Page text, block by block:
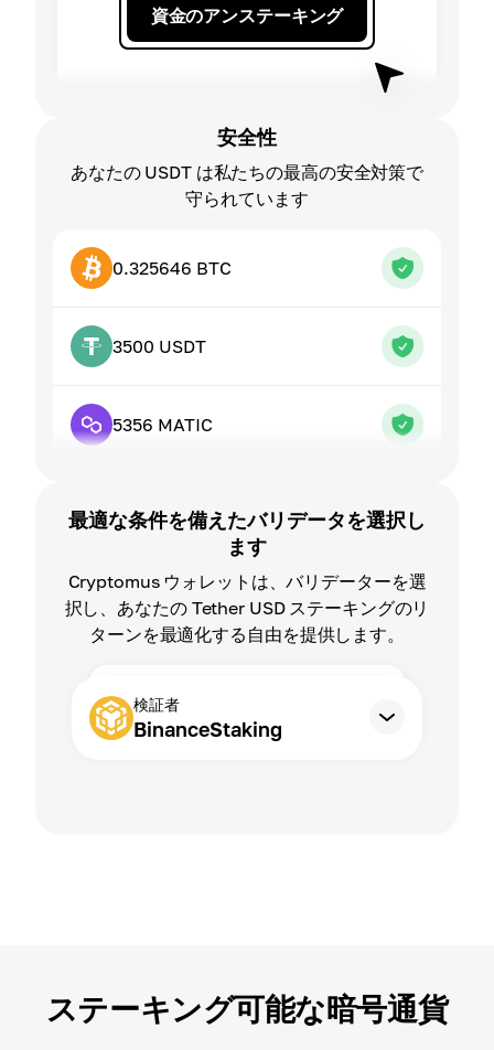
資金のアンステーキング
0.325646 BTC
3500 USDT
5356 MATIC
安全性
あなたの USDT は私たちの最高の安全対策で
守られています
検証者
BinanceStaking
最適な条件を備えたバリデータを選択し
ます
Cryptomus ウォレットは、バリデーターを選
択し、あなたの Tether USD ステーキングのリ
ターンを最適化する自由を提供します。
ステーキング可能な暗号通貨